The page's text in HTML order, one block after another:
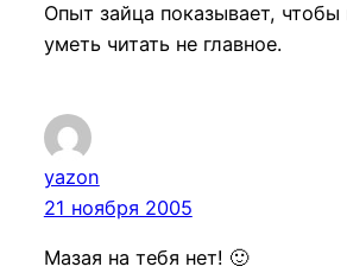
Опыт зайца показывает,
уметь читать не главное.
yazon
21 ноября 2005
Мазая на тебя нет! 🙂